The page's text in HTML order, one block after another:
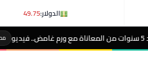
الدولار:49.75
مصر الآن عاجل-